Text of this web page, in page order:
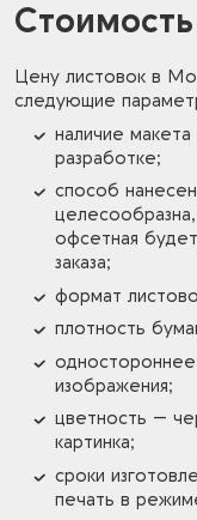
Цену листовок в
следующие
наличие
разработке;
способ
офсетная
заказа;
формат
плотность
изображения;
цветность —
картинка;
сроки
печать в